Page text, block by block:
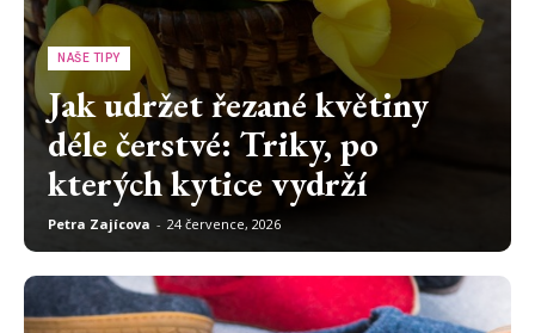
NAŠE TIPY
Jak udržet řezané květiny
déle čerstvé: Triky, po
kterých kytice vydrží
Petra Zajícova - 24 července, 2026